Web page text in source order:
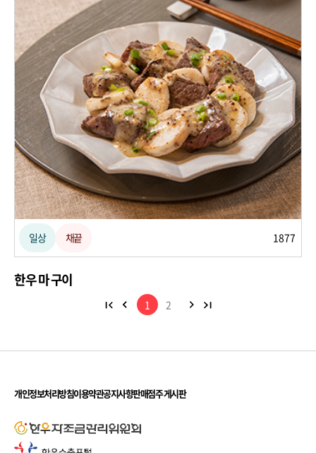
일상 채끝 1877
한우 마 구이
1 2
개인정보처리방침이용약관공지사항판매점주 게시판